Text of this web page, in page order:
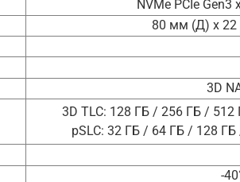
NVMe PCIe Gen3
80 мм (Д) x
3D
3D TLC: 128 ГБ / 256 ГБ /
pSLC: 32 ГБ / 64 ГБ / 128
-